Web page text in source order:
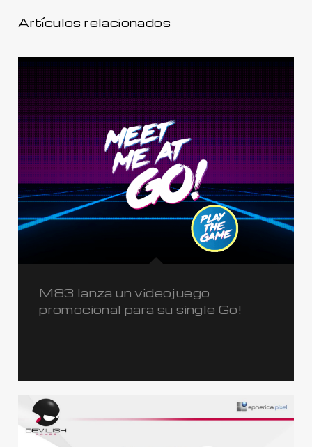
Artículos relacionados
M83 lanza un videojuego
promocional para su single Go!